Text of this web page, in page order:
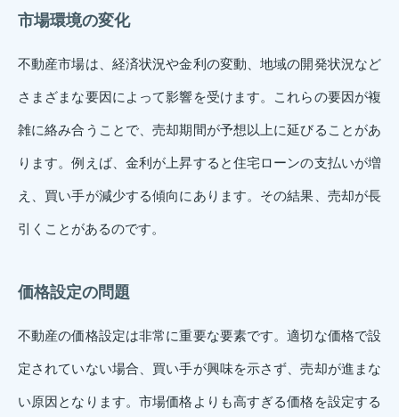
市場環境の変化
不動産市場は、経済状況や金利の変動、地域の開発状況など
さまざまな要因によって影響を受けます。これらの要因が複
雑に絡み合うことで、売却期間が予想以上に延びることがあ
ります。例えば、金利が上昇すると住宅ローンの支払いが増
え、買い手が減少する傾向にあります。その結果、売却が長
引くことがあるのです。
価格設定の問題
不動産の価格設定は非常に重要な要素です。適切な価格で設
定されていない場合、買い手が興味を示さず、売却が進まな
い原因となります。市場価格よりも高すぎる価格を設定する